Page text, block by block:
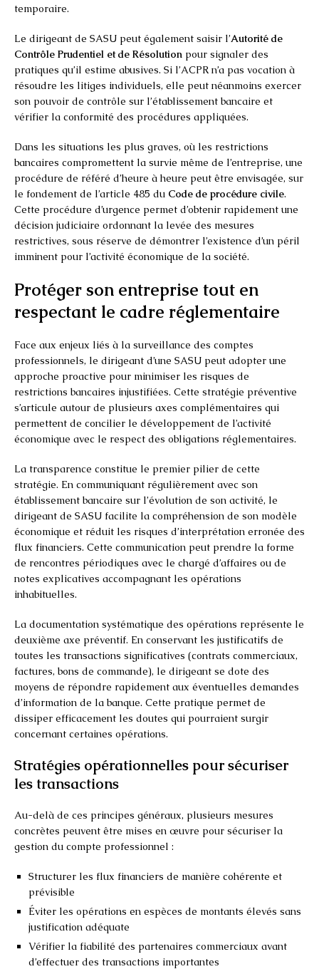
temporaire.
Le dirigeant de SASU peut également saisir l’Autorité de
Contrôle Prudentiel et de Résolution pour signaler des
pratiques qu’il estime abusives. Si l’ACPR n’a pas vocation à
résoudre les litiges individuels, elle peut néanmoins exercer
son pouvoir de contrôle sur l’établissement bancaire et
vérifier la conformité des procédures appliquées.
Dans les situations les plus graves, où les restrictions
bancaires compromettent la survie même de l’entreprise, une
procédure de référé d’heure à heure peut être envisagée, sur
le fondement de l’article 485 du Code de procédure civile.
Cette procédure d’urgence permet d’obtenir rapidement une
décision judiciaire ordonnant la levée des mesures
restrictives, sous réserve de démontrer l’existence d’un péril
imminent pour l’activité économique de la société.
Protéger son entreprise tout en
respectant le cadre réglementaire
Face aux enjeux liés à la surveillance des comptes
professionnels, le dirigeant d’une SASU peut adopter une
approche proactive pour minimiser les risques de
restrictions bancaires injustifiées. Cette stratégie préventive
s’articule autour de plusieurs axes complémentaires qui
permettent de concilier le développement de l’activité
économique avec le respect des obligations réglementaires.
La transparence constitue le premier pilier de cette
stratégie. En communiquant régulièrement avec son
établissement bancaire sur l’évolution de son activité, le
dirigeant de SASU facilite la compréhension de son modèle
économique et réduit les risques d’interprétation erronée des
flux financiers. Cette communication peut prendre la forme
de rencontres périodiques avec le chargé d’affaires ou de
notes explicatives accompagnant les opérations
inhabituelles.
La documentation systématique des opérations représente le
deuxième axe préventif. En conservant les justificatifs de
toutes les transactions significatives (contrats commerciaux,
factures, bons de commande), le dirigeant se dote des
moyens de répondre rapidement aux éventuelles demandes
d’information de la banque. Cette pratique permet de
dissiper efficacement les doutes qui pourraient surgir
concernant certaines opérations.
Stratégies opérationnelles pour sécuriser
les transactions
Au-delà de ces principes généraux, plusieurs mesures
concrètes peuvent être mises en œuvre pour sécuriser la
gestion du compte professionnel :
Structurer les flux financiers de manière cohérente et
prévisible
Éviter les opérations en espèces de montants élevés sans
justification adéquate
Vérifier la fiabilité des partenaires commerciaux avant
d’effectuer des transactions importantes